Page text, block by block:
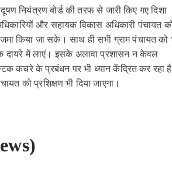
नियंत्रण बोर्ड की तरफ से जारी किए गए दिशा
और सहायक विकास अधिकारी पंचायत
किया जा सके। साथ ही सभी ग्राम पंचायत को
दायरे में लाएं। इसके अलावा प्रशासन न केवल
कचरे के प्रबंधन पर भी ध्यान केंद्रित कर रहा
को प्रशिक्षण भी दिया जाएगा।